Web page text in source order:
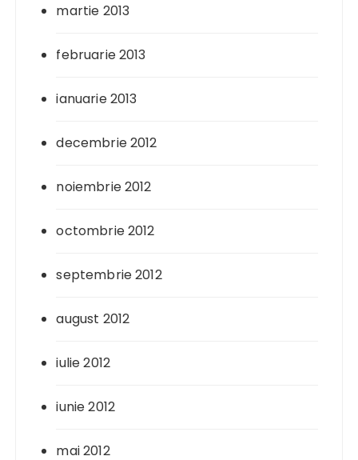
martie 2013
februarie 2013
ianuarie 2013
decembrie 2012
noiembrie 2012
octombrie 2012
septembrie 2012
august 2012
iulie 2012
iunie 2012
mai 2012